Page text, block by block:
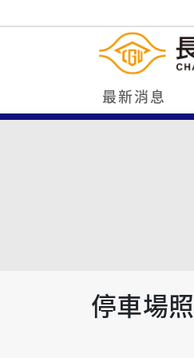
最新消息
停車場